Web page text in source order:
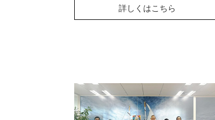
詳しくはこちら